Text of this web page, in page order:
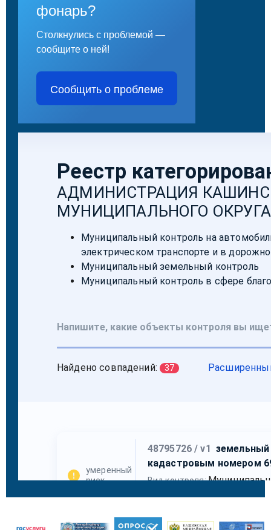
фонарь?
Столкнулись с проблемой —
сообщите о ней!
Сообщить о проблеме